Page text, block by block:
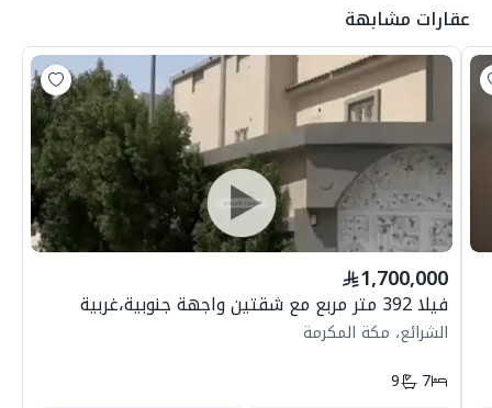
عقارات مشابهة
1,700,000
فيلا 392 متر مربع مع شقتين واجهة جنوبية،غربية
الشرائع، مكة المكرمة
7
9